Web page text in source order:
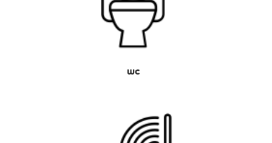
WC